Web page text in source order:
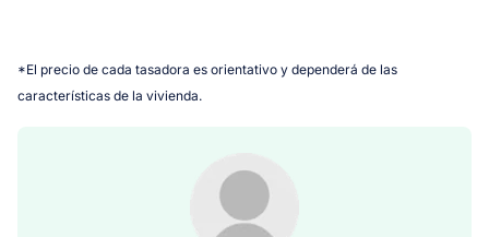
*El precio de cada tasadora es orientativo y dependerá de las
características de la vivienda.